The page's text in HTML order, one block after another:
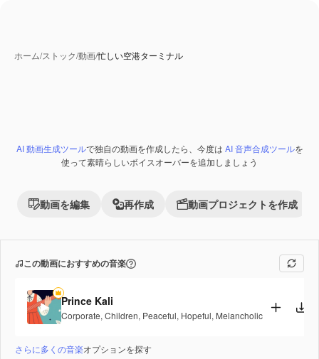
ホーム/ストック/動画/忙しい空港ターミナル
Premium
AI 動画生成ツールで独自の動画を作成したら、今度は AI 音声合成ツールを
使って素晴らしいボイスオーバーを追加しましょう
動画を編集 再作成 動画プロジェクトを作成
この動画におすすめの音楽
Prince Kali
Corporate, Children, Peaceful, Hopeful, Melancholic
さらに多くの音楽オプションを探す